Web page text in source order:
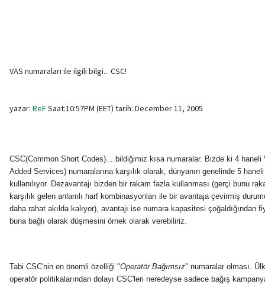
VAS numaraları ile ilgili bilgi... CSC!
yazar: ReFSaat:10:57PM (EET) tarih: December 11, 2005
CSC(Common Short Codes)... bildiğimiz kısa numaralar. Bizde ki 4 haneli
Added Services) numaralarına karşılık olarak, dünyanın genelinde 5
kullanılıyor. Dezavantajı bizden bir rakam fazla kullanması (gerçi bunu
karşılık gelen anlamlı harf kombinasyonları ile bir avantaja çevirmiş
daha rahat akılda kalıyor), avantajı ise numara kapasitesi çoğaldığından
buna bağlı olarak düşmesini örnek olarak verebiliriz.
Tabi CSC'nin en önemli özelliği "Operatör Bağımsız" numaralar olması.
operatör politikalarından dolayı CSC'leri neredeyse sadece bağış